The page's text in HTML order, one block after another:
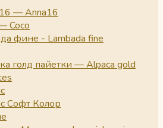
— Anna16
Coco
фине - Lambada fine
голд пайетки — Alpaca gold
Софт Колор